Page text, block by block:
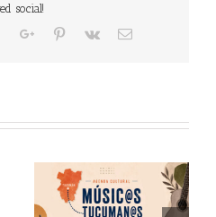
social!
TumblrGoogle+Pinterest
Vk Email